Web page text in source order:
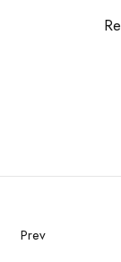
Prev